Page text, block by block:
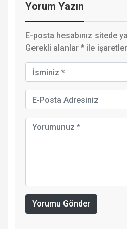
Yorum Yazın
E-posta hesabınız sitede
Gerekli alanlar * ile
Yorumu Gönder